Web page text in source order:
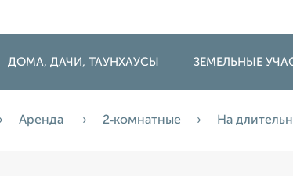
ДОМА, ДАЧИ, ТАУНХАУСЫ ЗЕМЕЛЬНЫЕ
Аренда 2‑комнатные На